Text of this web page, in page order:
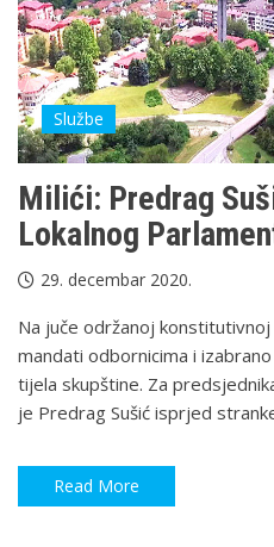
Službe
Milići: Predrag
Lokalnog
29. decembar 2020.
Na juče održanoj
mandati odbornicima i
tijela skupštine. Za
je Predrag Sušić isprjed
Read More